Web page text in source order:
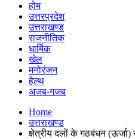
होम
उत्तरप्रदेश
उत्तराखण्ड
राजनीतिक
धार्मिक
खेल
मनोरंजन
हेल्थ
अजब-गजब
Home
उत्तराखण्ड
क्षेत्रीय दलों के गठबंधन (ऊर्जा)